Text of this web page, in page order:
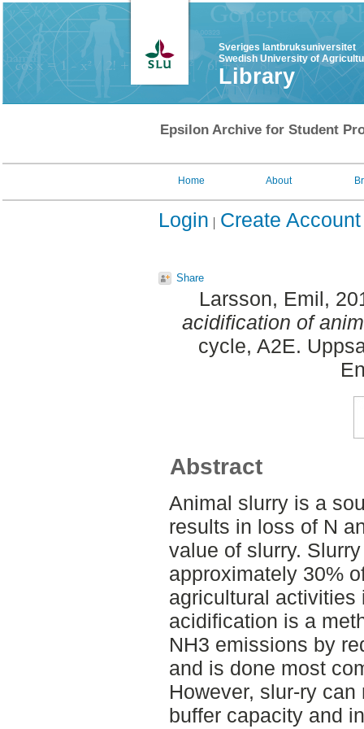
Sveriges lantbruksuniversitet
Swedish University of
Library
Epsilon Archive for Student
Home About
Login Create Account
Share
Larsson, Emil,
acidification of
cycle, A2E.
Abstract
Animal slurry is a
results in loss of N
value of slurry.
approximately 30%
agricultural activities
acidification is a
NH3 emissions by
and is done most
However, slur-ry
buffer capacity and